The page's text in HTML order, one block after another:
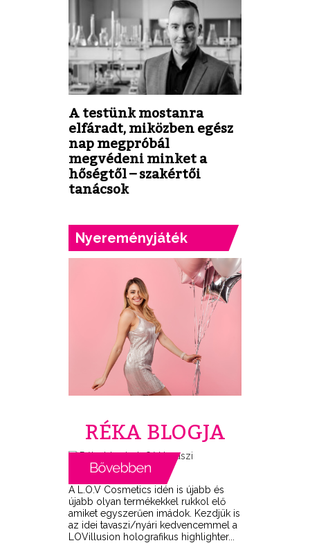
A testünk mostanra
elfáradt, miközben egész
nap megpróbál
megvédeni minket a
hőségtől – szakértői
tanácsok
Nyereményjáték
RÉKA BLOGJA
A L.O.V Cosmetics idén is újabb és
újabb olyan termékekkel rukkol elő
amiket egyszerűen imádok. Kezdjük is
az idei tavaszi/nyári kedvencemmel a
LOVillusion holografikus highlighter...